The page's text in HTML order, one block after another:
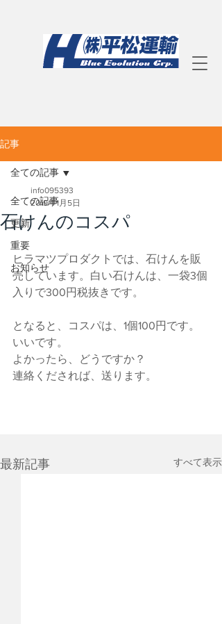
記事
全ての記事
更新
重要
お知らせ
全ての記事
石けんのコスパ
info095393
2019年1月5日
ヒラマツプロダクトでは、石けんを販
売しています。白い石けんは、一袋3個
入りで300円税抜きです。
となると、コスパは、1個100円です。
いいです。
よかったら、どうですか？
連絡くだされば、送ります。
最新記事 すべて表示